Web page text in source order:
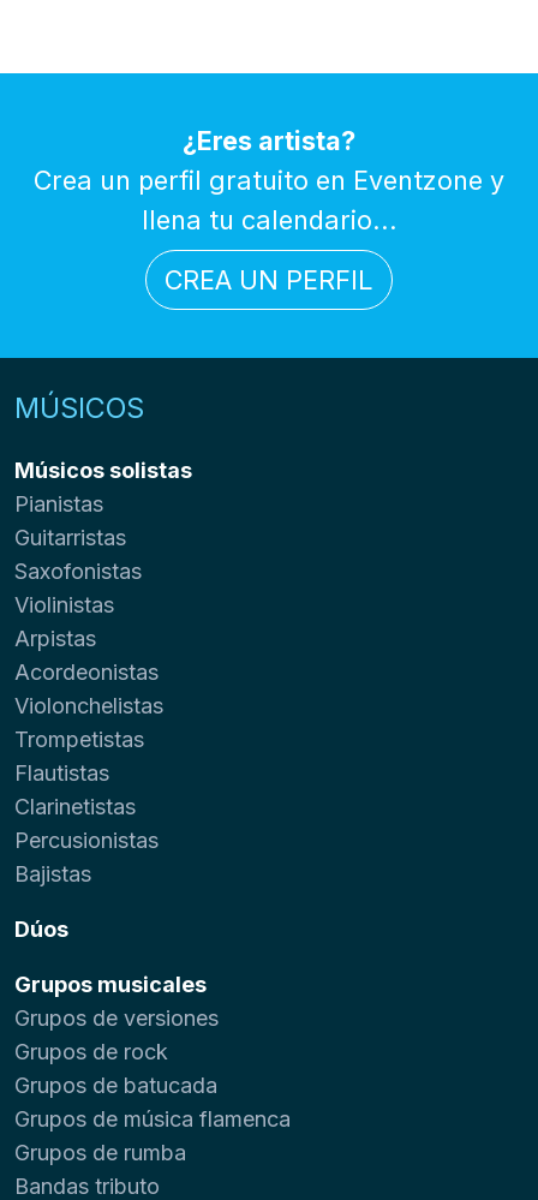
¿Eres artista?
Crea un perfil gratuito en Eventzone y
llena tu calendario...
CREA UN PERFIL
MÚSICOS
Músicos solistas
Pianistas
Guitarristas
Saxofonistas
Violinistas
Arpistas
Acordeonistas
Violonchelistas
Trompetistas
Flautistas
Clarinetistas
Percusionistas
Bajistas
Dúos
Grupos musicales
Grupos de versiones
Grupos de rock
Grupos de batucada
Grupos de música flamenca
Grupos de rumba
Bandas tributo